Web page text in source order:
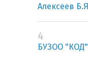
Алексеев Б.Я
4
БУЗОО "КОД"